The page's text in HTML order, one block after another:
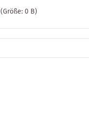
(Größe: 0 B)